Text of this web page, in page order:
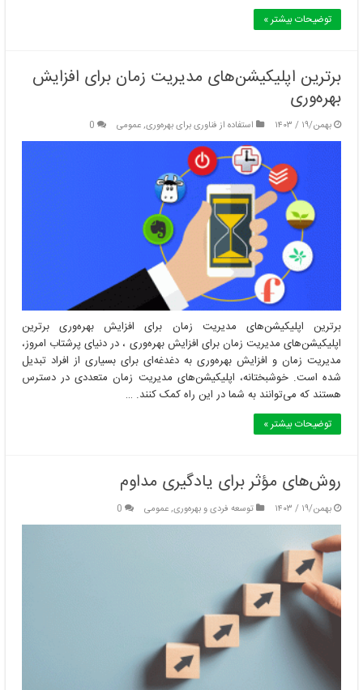
توضیحات بیشتر »
برترین اپلیکیشن‌های مدیریت زمان برای افزایش
بهره‌وری
بهمن/۱۹ / ۱۴۰۳ استفاده از فناوری برای بهره‌وری,عمومی 0
برترین اپلیکیشن‌های مدیریت زمان برای افزایش بهره‌وری برترین
اپلیکیشن‌های مدیریت زمان برای افزایش بهره‌وری ، در دنیای پرشتاب امروز،
مدیریت زمان و افزایش بهره‌وری به دغدغه‌ای برای بسیاری از افراد تبدیل
شده است. خوشبختانه، اپلیکیشن‌های مدیریت زمان متعددی در دسترس
هستند که می‌توانند به شما در این راه کمک کنند. …
توضیحات بیشتر »
روش‌های مؤثر برای یادگیری مداوم
بهمن/۱۹ / ۱۴۰۳ توسعه فردی و بهره‌وری,عمومی 0